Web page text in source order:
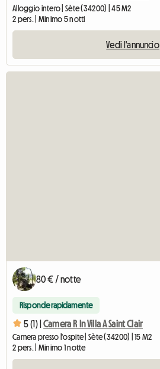
Alloggio intero | Sète (34200) | 45 M2
2 pers. | Minimo 5 notti
Vedi l'annuncio
80 € / notte
Risponde rapidamente
5 (1) | Camera R In Villa A Saint Clair
Camera presso l'ospite | Sète (34200) | 15 M2
2 pers. | Minimo 1 notte